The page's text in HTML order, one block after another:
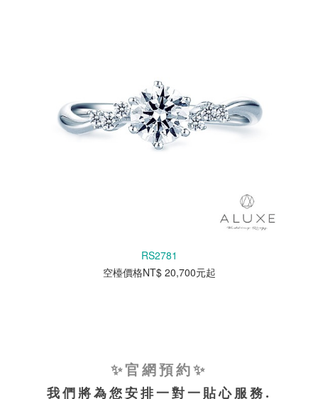
RS2781
空檯價格NT$ 20,700元起
✨官網預約✨
我們將為您安排一對一貼心服務.